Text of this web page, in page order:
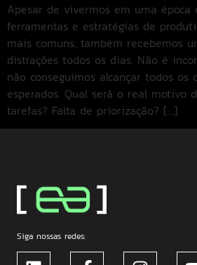
Apesar de vivermos em uma época
ferramentas e estratégias de
mais comuns, também recebemos
distrações todos os dias. Não é
não conseguimos alcançar todos os
esperados. Qual será o real motivo
tarefas? Falta de priorização? […]
Siga nossas redes: